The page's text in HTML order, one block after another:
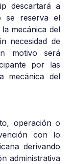
descartará a
se reserva el
mecánica del
necesidad de
motivo será
por las
mecánica del
operación o
con lo
derivando
administrativa